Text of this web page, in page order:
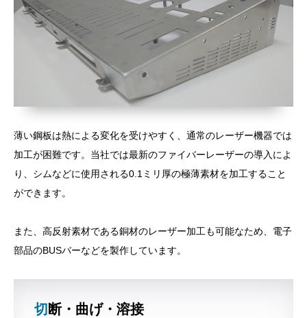
薄い鋼板は熱による変化を受けやすく、通常のレーザー機器では
加工が困難です。当社では最新のファイバーレーザーの導入によ
り、シムなどに使用される0.1ミリ厚の極薄素材を加工すること
ができます。
また、高反射素材である銅材のレーザー加工も可能なため、電子
部品のBUSバーなどを製作しています。
切断・曲げ・溶接